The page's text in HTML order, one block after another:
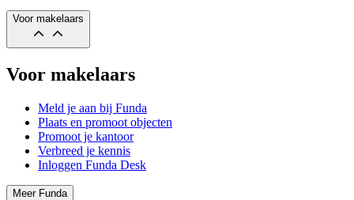
Voor makelaars
Voor makelaars
Meld je aan bij Funda
Plaats en promoot objecten
Promoot je kantoor
Verbreed je kennis
Inloggen Funda Desk
Meer Funda